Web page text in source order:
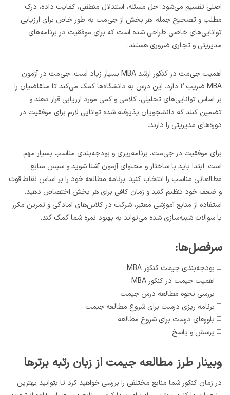
اصلی تقسیم می‌شود: حل مسئله، استدلال منطقی، کفایت داده، درک
مطلب و تصحیح جمله. هر بخش از جی‌مت به طور خاص برای ارزیابی
توانایی‌های خاصی طراحی شده است که برای موفقیت در برنامه‌های
مدیریتی و تجاری ضروری هستند.
اهمیت جی‌مت در کنکور ارشد MBA بسیار زیاد است. جی‌مت در آزمون
MBA ضریب ۲ دارد. این درس به دانشگاه‌ها کمک می‌کند تا متقاضیان را
بر اساس توانایی‌های تحلیلی، کلامی و کمی مورد ارزیابی قرار دهند و
تضمین کنند که دانشجویان پذیرفته شده توانایی لازم برای موفقیت در
دوره‌های مدیریتی را دارند.
برای موفقیت در جی‌مت، برنامه‌ریزی و بودجه‌بندی مناسب بسیار مهم
است. ابتدا باید با ساختار و محتوای آزمون آشنا شوید و سپس منابع
مطالعاتی مناسب را انتخاب کنید. برنامه مطالعه خود را بر اساس نقاط قوت
و ضعف خود تنظیم کنید و زمان کافی برای هر بخش اختصاص دهید.
استفاده از منابع آموزشی معتبر، شرکت در کلاس‌های آمادگی و تمرین مکرر
با سوالات شبیه‌سازی شده می‌تواند به بهبود نمره شما کمک کند.
سرفصل‌ها:
◻️ بودجه‌بندی جیمت کنکور MBA
◻️ اهمیت جیمت در کنکور MBA
◻️ بررسی نحوه مطالعه درس جیمت
◻️ برنامه ریزی درست برای شروع مطالعه جیمت
◻️ باورهای درست برای شروع مطالعه
◻️ پرسش و پاسخ
وبینار طرز مطالعه جیمت از زبان رتبه برترها
در زمان کنکور شما منابع مختلفی را بررسی خواهید کرد تا بتوانید بهترین